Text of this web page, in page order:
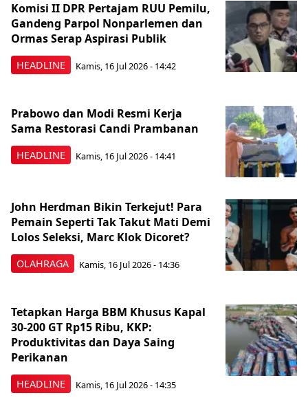
HEADLINE
Komisi II DPR Pertajam RUU Pemilu,
Gandeng Parpol Nonparlemen dan
Ormas Serap Aspirasi Publik
Kamis, 16 Jul 2026 - 14:42
HEADLINE
Prabowo dan Modi Resmi Kerja
Sama Restorasi Candi Prambanan
Kamis, 16 Jul 2026 - 14:41
OLAHRAGA
John Herdman Bikin Terkejut! Para
Pemain Seperti Tak Takut Mati Demi
Lolos Seleksi, Marc Klok Dicoret?
Kamis, 16 Jul 2026 - 14:36
HEADLINE
Tetapkan Harga BBM Khusus Kapal
30-200 GT Rp15 Ribu, KKP:
Produktivitas dan Daya Saing
Perikanan
Kamis, 16 Jul 2026 - 14:35